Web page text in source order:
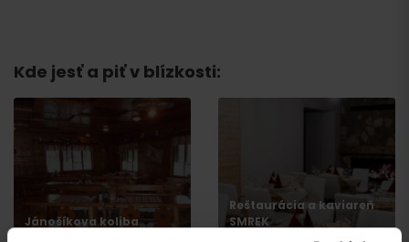
Kde jesť a piť v blízkosti:
Jánošíkova koliba
Reštaurácia a kaviareň
SMREK